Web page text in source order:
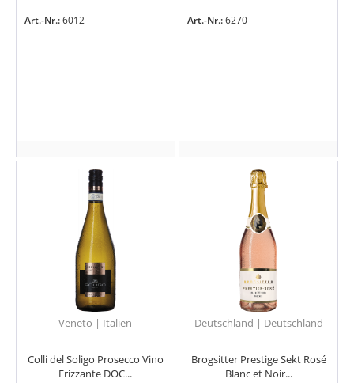
Art.-Nr.:6012 Art.-Nr.:6270
Veneto | Italien
Colli del Soligo Prosecco Vino
Frizzante DOC...
Deutschland | Deutschland
Brogsitter Prestige Sekt Rosé
Blanc et Noir...